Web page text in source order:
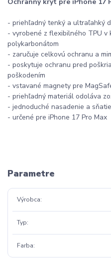
- priehľadný tenký a ultraľahký
- vyrobené z flexibilného TPU v
polykarbonátom
- zaručuje celkovú ochranu a
- poskytuje ochranu pred
poškodením
- vstavané magnety pre
- priehľadný materiál odoláva
- jednoduché nasadenie a
- určené pre iPhone 17 Pro Max
Parametre
Výrobca
Typ
Farba